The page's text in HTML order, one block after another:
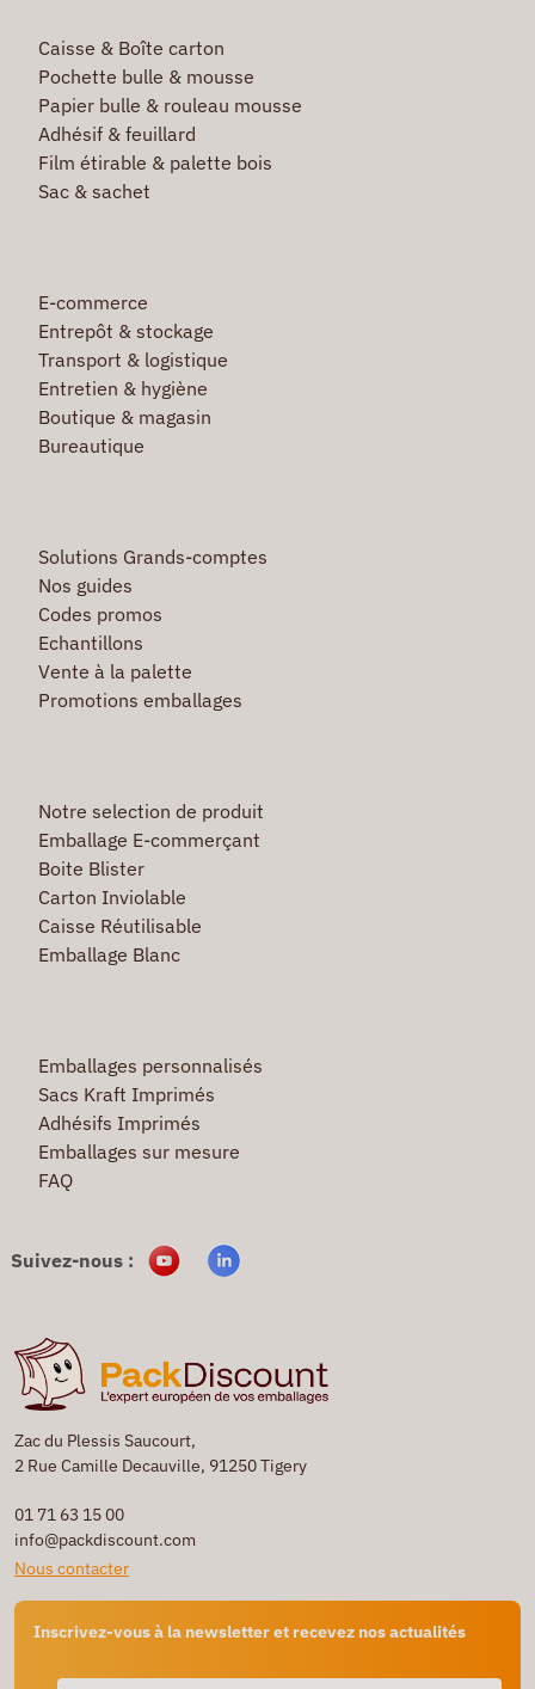
Zac du Plessis Saucourt,
2 Rue Camille Decauville, 91250 Tigery
01 71 63 15 00
info@packdiscount.com
Nous contacter
Inscrivez-vous à la newsletter et recevez nos actualités
Caisse & Boîte carton
Pochette bulle & mousse
Papier bulle & rouleau mousse
Adhésif & feuillard
Film étirable & palette bois
Sac & sachet
E-commerce
Entrepôt & stockage
Transport & logistique
Entretien & hygiène
Boutique & magasin
Bureautique
Solutions Grands-comptes
Nos guides
Codes promos
Echantillons
Vente à la palette
Promotions emballages
Notre selection de produit
Emballage E-commerçant
Boite Blister
Carton Inviolable
Caisse Réutilisable
Emballage Blanc
Emballages personnalisés
Sacs Kraft Imprimés
Adhésifs Imprimés
Emballages sur mesure
FAQ
Suivez-nous :